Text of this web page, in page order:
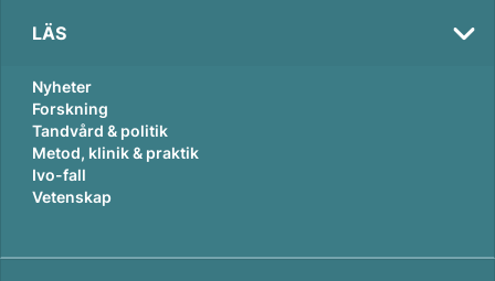
LÄS
Nyheter
Forskning
Tandvård & politik
Metod, klinik & praktik
Ivo-fall
Vetenskap